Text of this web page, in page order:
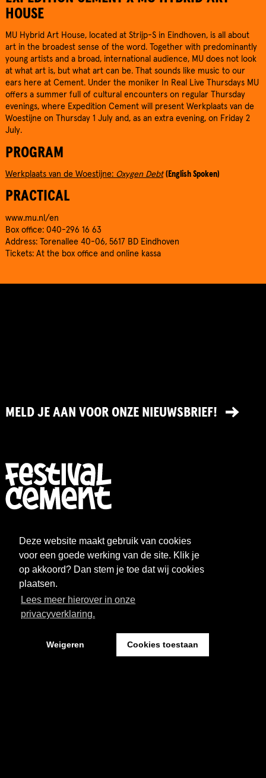
Deze website maakt gebruik van cookies
voor een goede werking van de site. Klik je
op akkoord? Dan stem je toe dat wij cookies
plaatsen.
Lees meer hierover in onze
privacyverklaring.
Weigeren Cookies toestaan
HOUSE
MU Hybrid Art House, located at Strijp-S in Eindhoven, is all about
art in the broadest sense of the word. Together with predominantly
young artists and a broad, international audience, MU does not look
at what art is, but what art can be. That sounds like music to our
ears here at Cement. Under the moniker In Real Live Thursdays MU
offers a summer full of cultural encounters on regular Thursday
evenings, where Expedition Cement will present Werkplaats van de
Woestijne on Thursday 1 July and, as an extra evening, on Friday 2
July.
PROGRAM
Werkplaats van de Woestijne: Oxygen Debt (English Spoken)
PRACTICAL
www.mu.nl/en
Box office: 040-296 16 63
Address: Torenallee 40-06, 5617 BD Eindhoven
Tickets: At the box office and online kassa
MELD JE AAN VOOR ONZE NIEUWSBRIEF!
WAT WE DOEN
OVER CEMENT
ARCHIEF
FAQ
FESTIVAL CEMENT
Kantoor: Pand 18 - Sint Josephstraat 18